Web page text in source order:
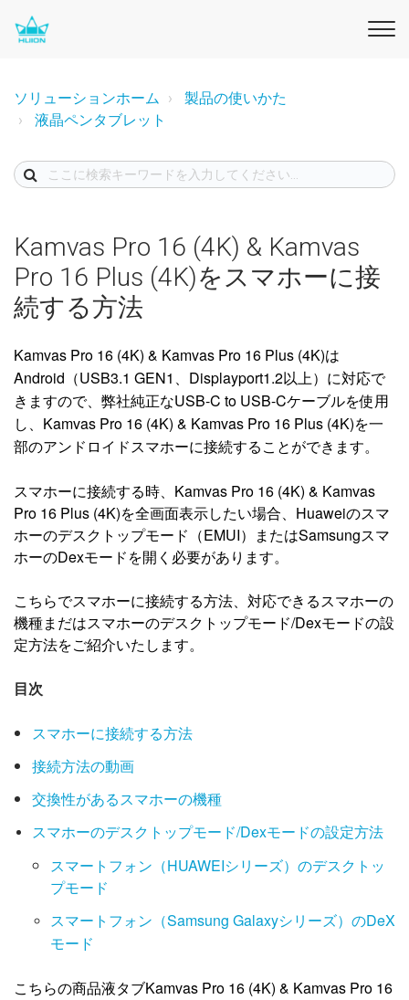
ソリューションホーム
製品の使いかた
液晶ペンタブレット
Kamvas Pro 16 (4K) & Kamvas
Pro 16 Plus (4K)をスマホーに接
続する方法
Kamvas Pro 16 (4K) & Kamvas Pro 16 Plus (4K)は
Android（USB3.1 GEN1、Displayport1.2以上）に対応で
きますので、弊社純正なUSB-C to USB-Cケーブルを使用
し、Kamvas Pro 16 (4K) & Kamvas Pro 16 Plus (4K)を一
部のアンドロイドスマホーに接続することができます。
スマホーに接続する時、Kamvas Pro 16 (4K) & Kamvas
Pro 16 Plus (4K)を全画面表示したい場合、Huaweiのスマ
ホーのデスクトップモード（EMUI）またはSamsungスマ
ホーのDexモードを開く必要があります。
こちらでスマホーに接続する方法、対応できるスマホーの
機種まだはスマホーのデスクトップモード/Dexモードの設
定方法をご紹介いたします。
目次
スマホーに接続する方法
接続方法の動画
交換性があるスマホーの機種
スマホーのデスクトップモード/Dexモードの設定方法
スマートフォン（HUAWEIシリーズ）のデスクトッ
プモード
スマートフォン（Samsung Galaxyシリーズ）のDeX
モード
こちらの商品液タブKamvas Pro 16 (4K) & Kamvas Pro 16